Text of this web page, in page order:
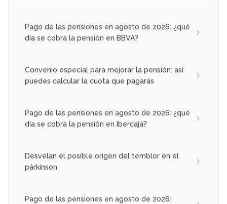
Pago de las pensiones en agosto de 2026: ¿qué
día se cobra la pensión en BBVA?
Convenio especial para mejorar la pensión: así
puedes calcular la cuota que pagarás
Pago de las pensiones en agosto de 2026: ¿qué
día se cobra la pensión en Ibercaja?
Desvelan el posible origen del temblor en el
párkinson
Pago de las pensiones en agosto de 2026: